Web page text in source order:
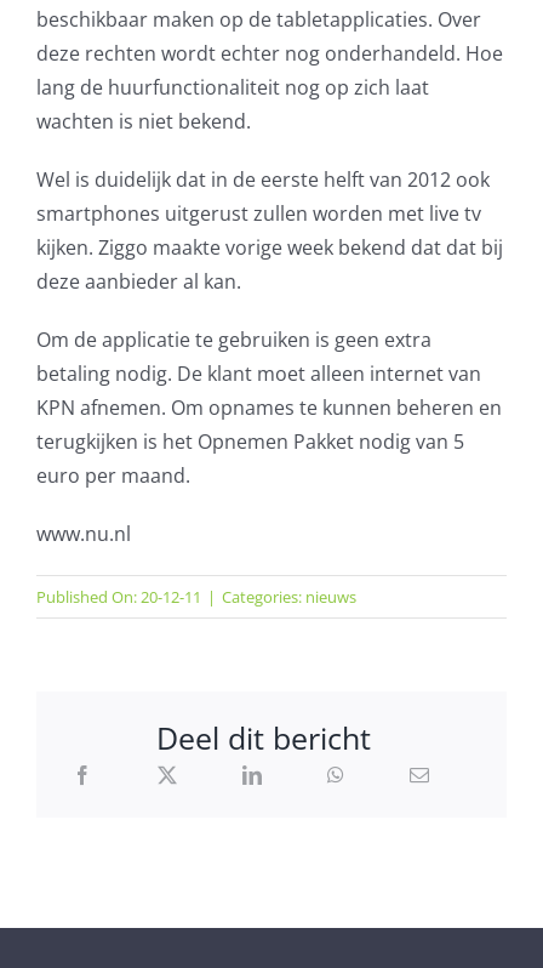
beschikbaar maken op de tabletapplicaties. Over
deze rechten wordt echter nog onderhandeld. Hoe
lang de huurfunctionaliteit nog op zich laat
wachten is niet bekend.
Wel is duidelijk dat in de eerste helft van 2012 ook
smartphones uitgerust zullen worden met live tv
kijken. Ziggo maakte vorige week bekend dat dat bij
deze aanbieder al kan.
Om de applicatie te gebruiken is geen extra
betaling nodig. De klant moet alleen internet van
KPN afnemen. Om opnames te kunnen beheren en
terugkijken is het Opnemen Pakket nodig van 5
euro per maand.
www.nu.nl
Published On: 20-12-11 | Categories: nieuws
Deel dit bericht